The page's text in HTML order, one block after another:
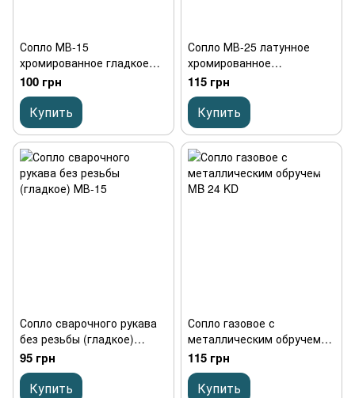
Сопло МВ-15
хромированное гладкое
полностью медь
Т2(М1)втулка латунь для
горелки MIG MAG вес
нетто 28грамм
100 грн
Купить
Сопло МВ-25 латунное
хромированное
сварочного рукава без
резьбы (гладкое)
115 грн
Купить
Сопло сварочного рукава
без резьбы (гладкое)
МВ-15
95 грн
Купить
Сопло газовое с
металлическим обручем
MB 24 KD
115 грн
Купить